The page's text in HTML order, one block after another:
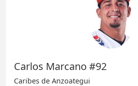
Carlos Marcano #92
Caribes de Anzoategui